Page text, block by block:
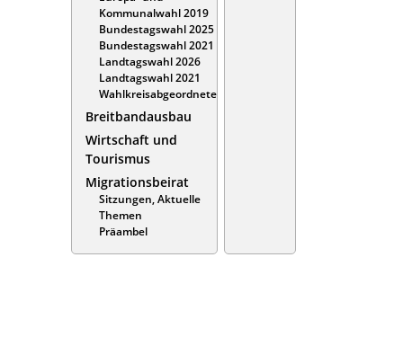
Kommunalwahl 2019
Bundestagswahl 2025
Bundestagswahl 2021
Landtagswahl 2026
Landtagswahl 2021
Wahlkreisabgeordnete
Breitbandausbau
Wirtschaft und
Tourismus
Migrationsbeirat
Sitzungen, Aktuelle
Themen
Präambel